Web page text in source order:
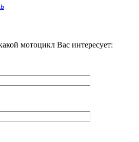
мотоцикл Вас интересует: